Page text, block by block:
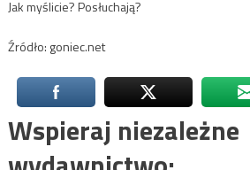
Jak myślicie? Posłuchają?
Źródło: goniec.net
Wspieraj niezależne